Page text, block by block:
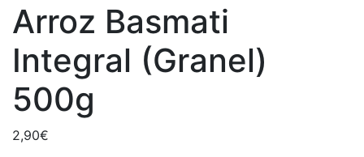
Arroz Basmati
Integral (Granel)
500g
2,90€